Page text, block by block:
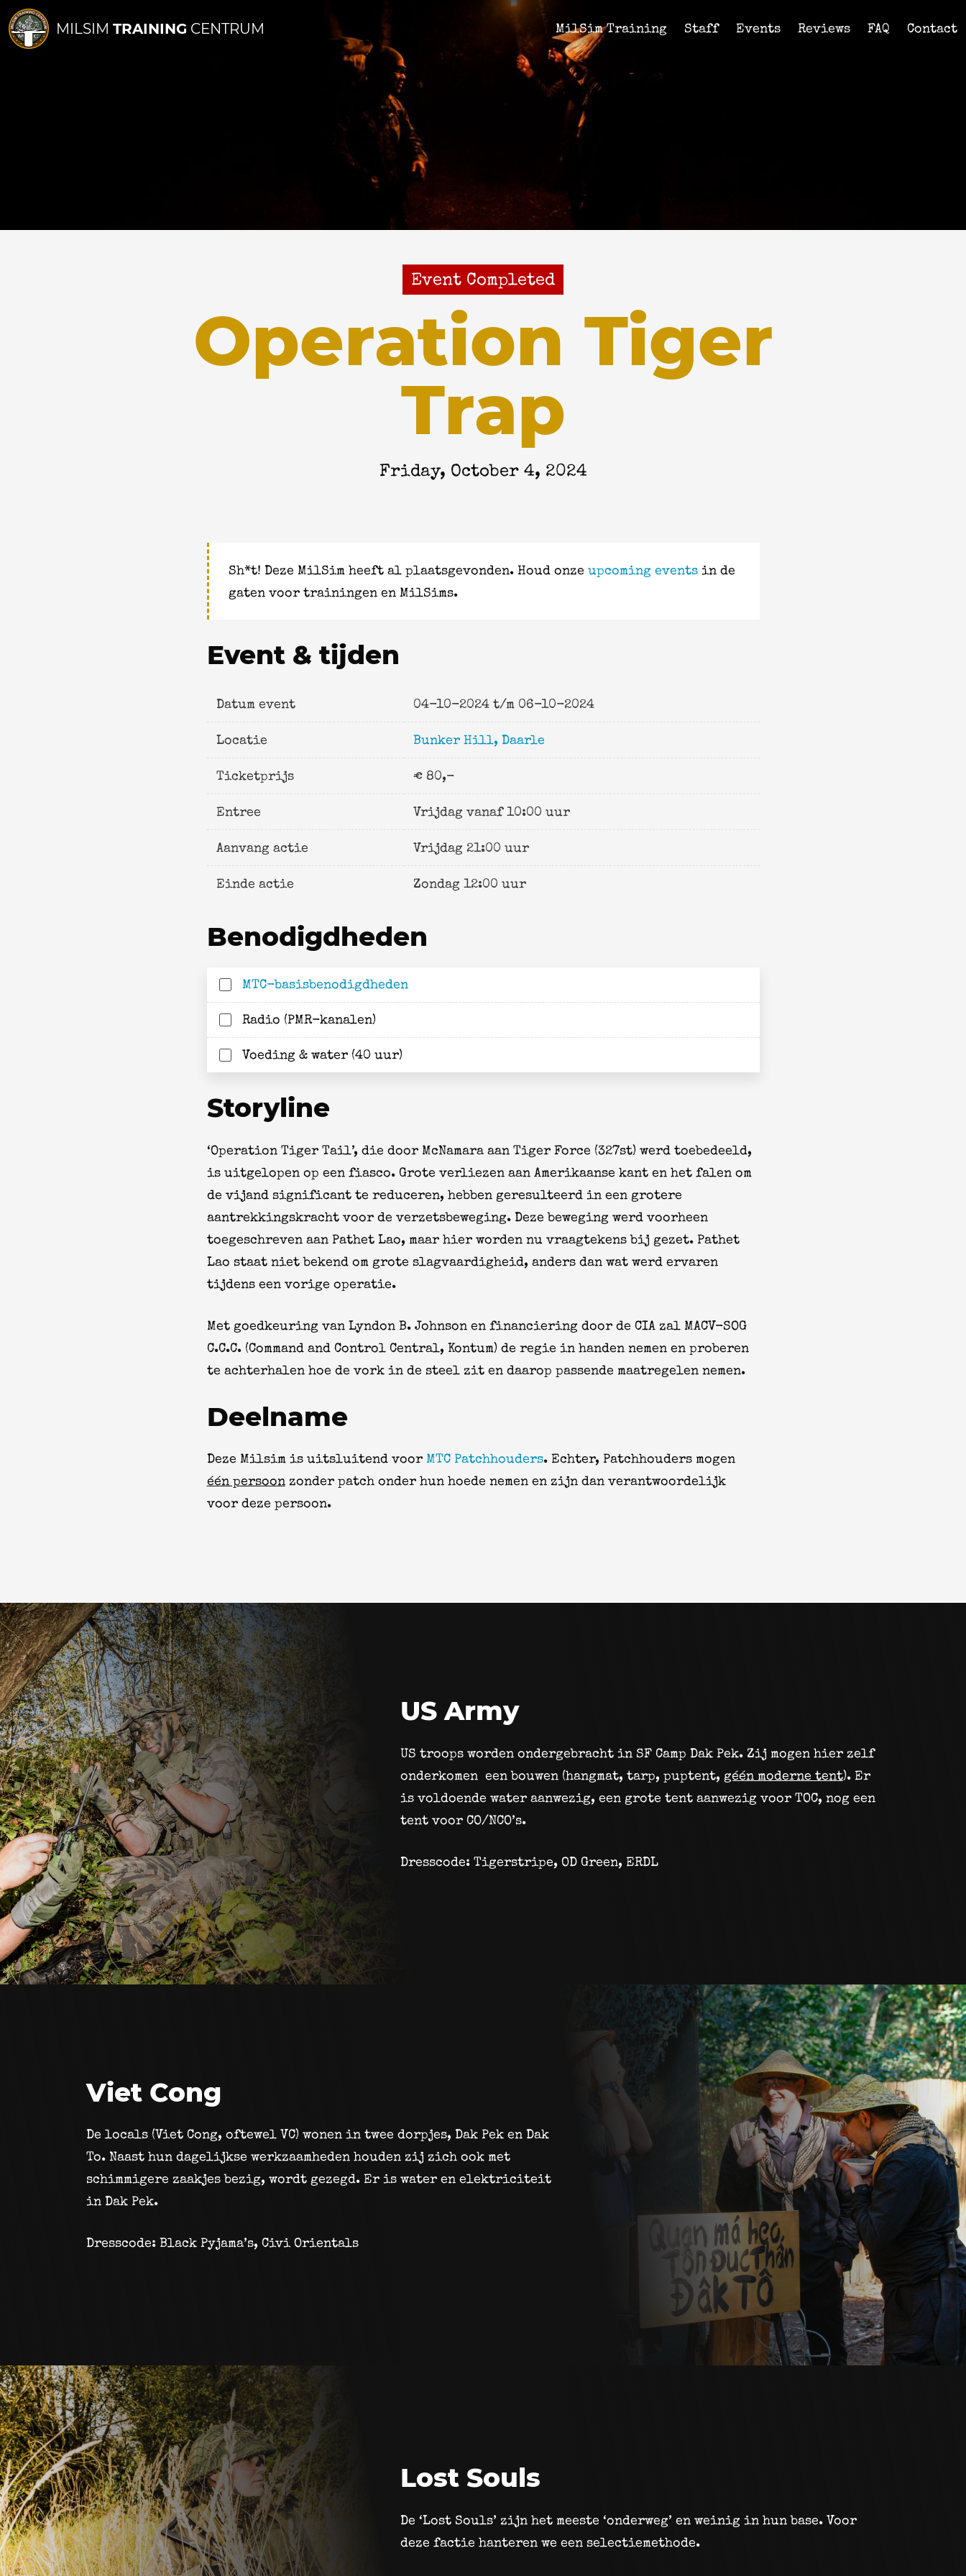
MILSIM TRAINING CENTRUM MilSim Training Staff Events Reviews FAQ Contact
Event Completed
Operation Tiger
Trap
Friday, October 4, 2024
Sh*t! Deze MilSim heeft al plaatsgevonden. Houd onze upcoming eventsin de
gaten voor trainingen en MilSims.
Event & tijden
Datum event 04-10-2024 t/m 06-10-2024
Locatie Bunker Hill, Daarle
Ticketprijs € 80,-
Entree Vrijdag vanaf 10:00 uur
Aanvang actie Vrijdag 21:00 uur
Einde actie Zondag 12:00 uur
Benodigdheden
MTC-basisbenodigdheden
Radio (PMR-kanalen)
Voeding & water (40 uur)
Storyline
‘Operation Tiger Tail’, die door McNamara aan Tiger Force (327st) werd toebedeeld,
is uitgelopen op een fiasco. Grote verliezen aan Amerikaanse kant en het falen om
de vijand significant te reduceren, hebben geresulteerd in een grotere
aantrekkingskracht voor de verzetsbeweging. Deze beweging werd voorheen
toegeschreven aan Pathet Lao, maar hier worden nu vraagtekens bij gezet. Pathet
Lao staat niet bekend om grote slagvaardigheid, anders dan wat werd ervaren
tijdens een vorige operatie.
Met goedkeuring van Lyndon B. Johnson en financiering door de CIA zal MACV-SOG
C.C.C. (Command and Control Central, Kontum) de regie in handen nemen en proberen
te achterhalen hoe de vork in de steel zit en daarop passende maatregelen nemen.
Deelname
Deze Milsim is uitsluitend voor MTC Patchhouders. Echter, Patchhouders mogen
één persoonzonder patch onder hun hoede nemen en zijn dan verantwoordelijk
voor deze persoon.
US Army
US troops worden ondergebracht in SF Camp Dak Pek. Zij mogen hier zelf
onderkomen een bouwen (hangmat, tarp, puptent, géén moderne tent). Er
is voldoende water aanwezig, een grote tent aanwezig voor TOC, nog een
tent voor CO/NCO’s.
Dresscode: Tigerstripe, OD Green, ERDL
Viet Cong
De locals (Viet Cong, oftewel VC) wonen in twee dorpjes, Dak Pek en Dak
To. Naast hun dagelijkse werkzaamheden houden zij zich ook met
schimmigere zaakjes bezig, wordt gezegd. Er is water en elektriciteit
in Dak Pek.
Dresscode: Black Pyjama’s, Civi Orientals
Lost Souls
De ‘Lost Souls’ zijn het meeste ‘onderweg’ en weinig in hun base. Voor
deze factie hanteren we een selectiemethode.